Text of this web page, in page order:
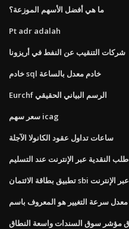
ما هي أفضل الأسهم الموزعة؟
Pt adr adalah
شركات التنقيب عن النفط في أريزونا
خادم sql خادم معدل بالساعة
Eurchf الرسم البياني الحقيقي
سعر سهم icag
ساعات تداول عقود الكانولا الآجلة
طلب النقدية عبر الإنترنت عند التسليم
تطبيق بطاقة الائتمان sbi عبر الإنترنت
معدل سرعة التغيير هو المعروف باسم